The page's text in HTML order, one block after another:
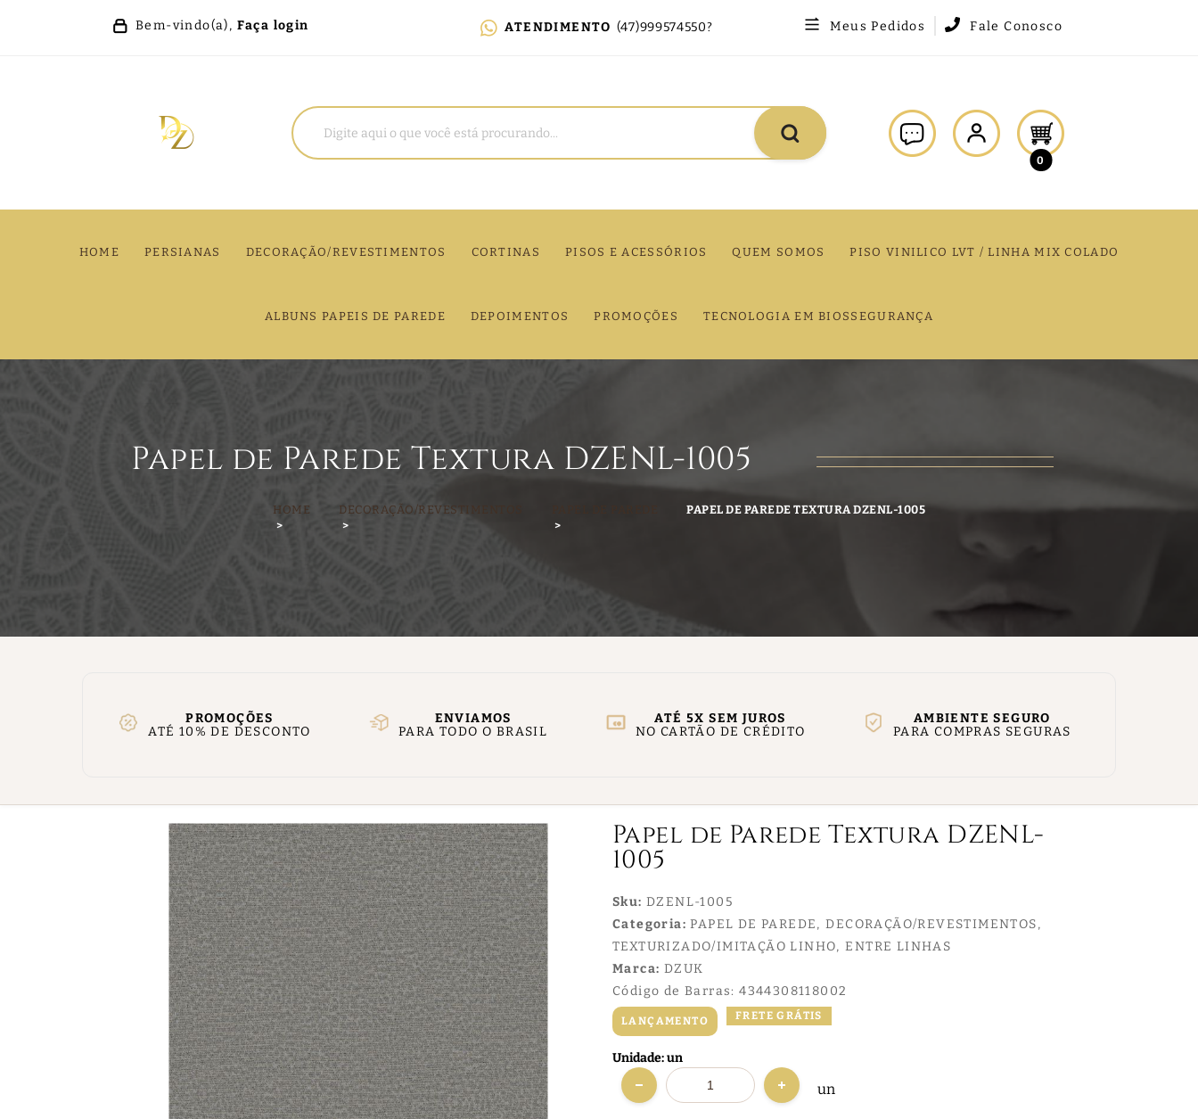
Bem-vindo(a), Faça login ATENDIMENTO (47)999574550? Meus Pedidos Fale Conosco
0
HOME PERSIANAS DECORAÇÃO/REVESTIMENTOS CORTINAS PISOS E ACESSÓRIOS QUEM SOMOS PISO VINILICO LVT / LINHA MIX COLADO
ALBUNS PAPEIS DE PAREDE DEPOIMENTOS PROMOÇÕES TECNOLOGIA EM BIOSSEGURANÇA
HOME DECORAÇÃO/REVESTIMENTOS PAPEL DE PAREDE TEXTURA DZENL-1005
Papel de Parede Textura DZENL-1005
PROMOÇÕES
ATÉ 10% DE DESCONTO
ENVIAMOS
PARA TODO O BRASIL
ATÉ 5X SEM JUROS
NO CARTÃO DE CRÉDITO
AMBIENTE SEGURO
PARA COMPRAS SEGURAS
Papel de Parede Textura DZENL-
1005
Sku: DZENL-1005
Categoria: PAPEL DE PAREDE
DECORAÇÃO/REVESTIMENTOS
TEXTURIZADO/IMITAÇÃO LINHO
ENTRE LINHAS
Marca: DZUK
Código de Barras:4344308118002
LANÇAMENTO FRETE GRÁTIS
Unidade: un
un